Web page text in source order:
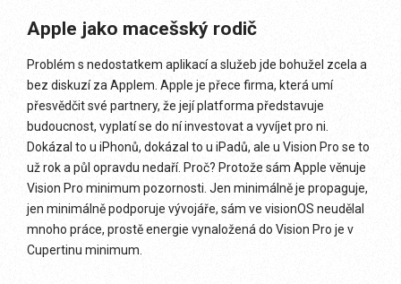
Apple jako macešský rodič
Problém s nedostatkem aplikací a služeb jde bohužel zcela a
bez diskuzí za Applem. Apple je přece firma, která umí
přesvědčit své partnery, že její platforma představuje
budoucnost, vyplatí se do ní investovat a vyvíjet pro ni.
Dokázal to u iPhonů, dokázal to u iPadů, ale u Vision Pro se to
už rok a půl opravdu nedaří. Proč? Protože sám Apple věnuje
Vision Pro minimum pozornosti. Jen minimálně je propaguje,
jen minimálně podporuje vývojáře, sám ve visionOS neudělal
mnoho práce, prostě energie vynaložená do Vision Pro je v
Cupertinu minimum.